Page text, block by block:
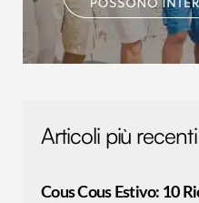
Articoli più recenti
Cous Cous Estivo: 10